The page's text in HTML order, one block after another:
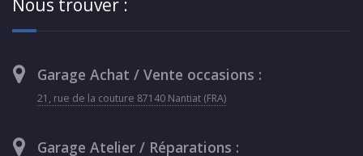
Nous trouver :
Garage Achat / Vente occasions :
21, rue de la couture 87140 Nantiat (FRA)
Garage Atelier / Réparations :